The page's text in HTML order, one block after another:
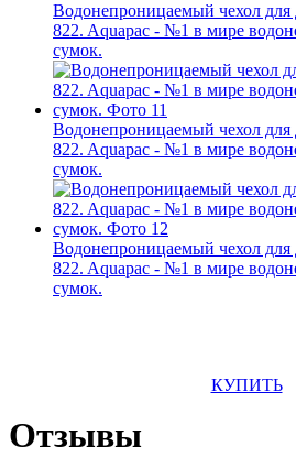
Водонепроницаемый чехол для
822. Aquapac - №1 в мире
сумок.
Водонепроницаемый чехол для
822. Aquapac - №1 в мире
сумок.
Водонепроницаемый чехол для
822. Aquapac - №1 в мире
сумок.
КУПИТЬ
Отзывы